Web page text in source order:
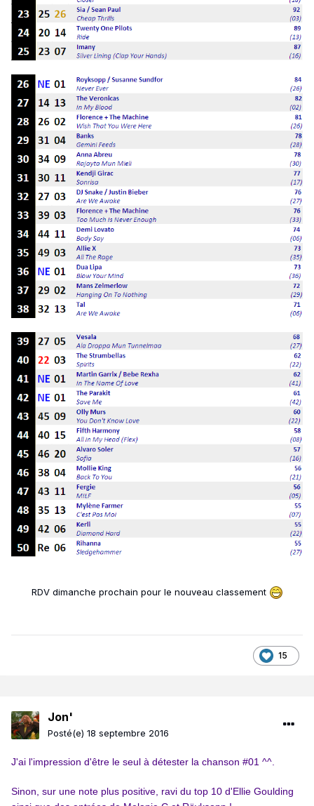
RDV dimanche prochain pour le nouveau classement
15
Jon'
Posté(e) 18 septembre 2016
J'ai l'impression d'être le seul à détester la chanson #01 ^^.
Sinon, sur une note plus positive, ravi du top 10 d'Ellie Goulding